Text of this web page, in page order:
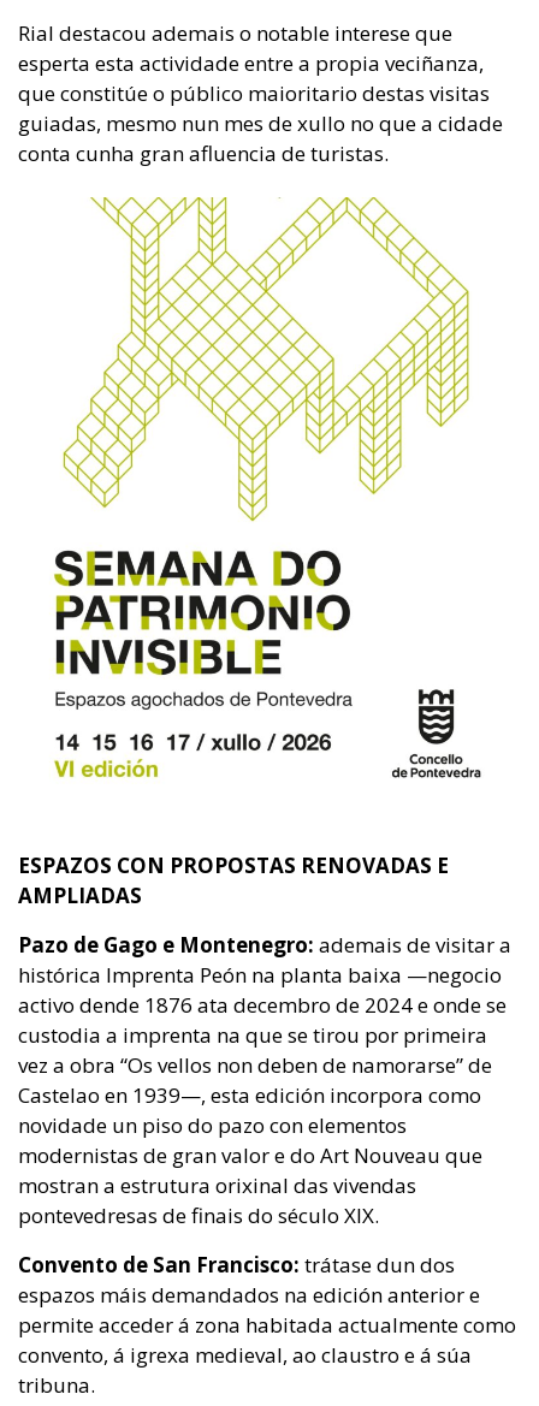
Rial destacou ademais o notable interese que
esperta esta actividade entre a propia veciñanza,
que constitúe o público maioritario destas visitas
guiadas, mesmo nun mes de xullo no que a cidade
conta cunha gran afluencia de turistas.
ESPAZOS CON PROPOSTAS RENOVADAS E
AMPLIADAS
Pazo de Gago e Montenegro: ademais de visitar a
histórica Imprenta Peón na planta baixa —negocio
activo dende 1876 ata decembro de 2024 e onde se
custodia a imprenta na que se tirou por primeira
vez a obra “Os vellos non deben de namorarse” de
Castelao en 1939—, esta edición incorpora como
novidade un piso do pazo con elementos
modernistas de gran valor e do Art Nouveau que
mostran a estrutura orixinal das vivendas
pontevedresas de finais do século XIX.
Convento de San Francisco: trátase dun dos
espazos máis demandados na edición anterior e
permite acceder á zona habitada actualmente como
convento, á igrexa medieval, ao claustro e á súa
tribuna.